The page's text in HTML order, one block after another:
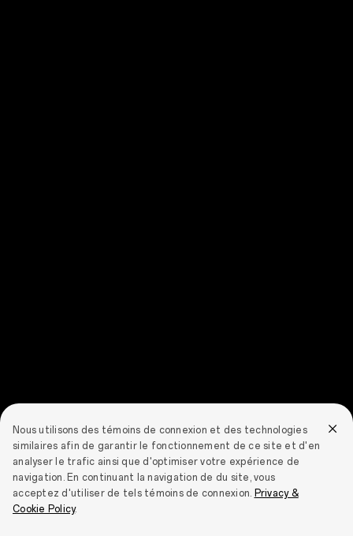
Nous utilisons des témoins de connexion et des technologies
similaires afin de garantir le fonctionnement de ce site et d'en
analyser le trafic ainsi que d'optimiser votre expérience de
navigation. En continuant la navigation de du site, vous
acceptez d'utiliser de tels témoins de connexion. Privacy &
Cookie Policy.